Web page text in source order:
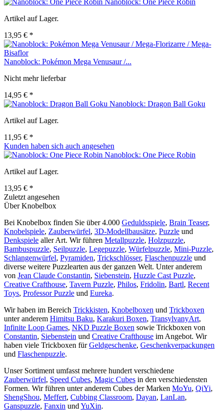
Nanoblock: One Piece Robin
Artikel auf Lager.
13,95 € *
Nanoblock: Pokémon Mega Venusaur /...
Nicht mehr lieferbar
14,95 € *
Nanoblock: Dragon Ball Goku
Artikel auf Lager.
11,95 € *
Kunden haben sich auch angesehen
Nanoblock: One Piece Robin
Artikel auf Lager.
13,95 € *
Zuletzt angesehen
Über Knobelbox
Bei Knobelbox finden Sie über 4.000 Geduldsspiele, Brain Teaser,
Knobelspiele, Zauberwürfel, 3D-Modellbausätze, Puzzle und
Denkspiele aller Art. Wir führen Metallpuzzle, Holzpuzzle,
Bambuspuzzle, Seilpuzzle, Legepuzzle, Würfelpuzzle, Mini-Puzzle,
Schlangenwürfel, Pyramiden, Trickschlösser, Flaschenpuzzle und
diverse weitere Puzzlearten aus der ganzen Welt. Unter anderem
von Jean Claude Constantin, Siebenstein, Huzzle Cast Puzzle,
Creative Crafthouse, Tavern Puzzle, Philos, Fridolin, Bartl, Recent
Toys, Professor Puzzle und Eureka.
Wir haben im Bereich Trickkisten, Knobelboxen und Trickboxen
unter anderem Himitsu Baku, Karakuri Boxen, TransylvanyArt,
Infinite Loop Games, NKD Puzzle Boxen sowie Trickboxen von
Constantin, Siebenstein und Creative Crafthouse im Angebot. Wir
haben viele Trickboxen fürGeldgeschenke, Geschenkverpackungen
und Flaschenpuzzle.
Unser Sortiment umfasst mehrere hundert verschiedene
Zauberwürfel, Speed Cubes, Magic Cubes in den verschiedensten
Formen. Wir führen unter anderem Cubes der Marken MoYu, QiYi,
ShengShou, Meffert, Cubbing Classroom, Dayan, LanLan,
Ganspuzzle, Fanxin und YuXin.